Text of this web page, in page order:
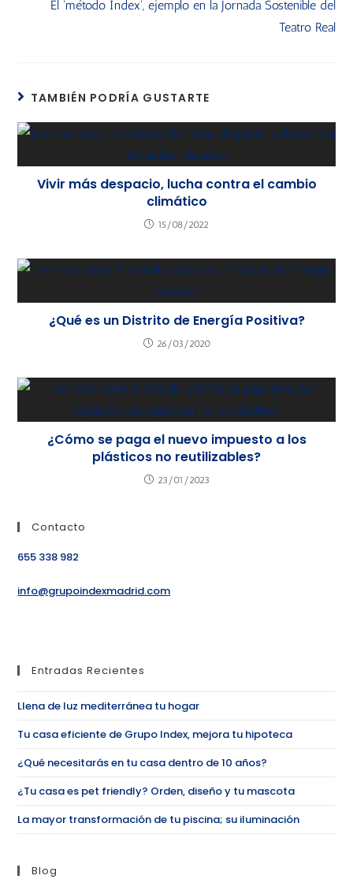
El 'método Index', ejemplo en la Jornada Sostenible del
Teatro Real
TAMBIÉN PODRÍA GUSTARTE
Vivir más despacio, lucha contra el cambio
climático
15/08/2022
¿Qué es un Distrito de Energía Positiva?
26/03/2020
¿Cómo se paga el nuevo impuesto a los
plásticos no reutilizables?
23/01/2023
Contacto
655 338 982
info@grupoindexmadrid.com
Entradas Recientes
Llena de luz mediterránea tu hogar
Tu casa eficiente de Grupo Index, mejora tu hipoteca
¿Qué necesitarás en tu casa dentro de 10 años?
¿Tu casa es pet friendly? Orden, diseño y tu mascota
La mayor transformación de tu piscina; su iluminación
Blog